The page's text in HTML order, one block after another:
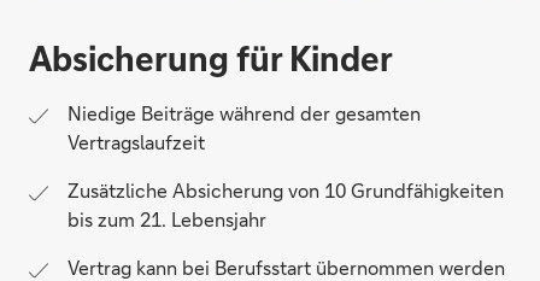
Absicherung für Kinder
Niedige Beiträge während der gesamten
Vertragslaufzeit
Zusätzliche Absicherung von 10 Grundfähigkeiten
bis zum 21. Lebensjahr
Vertrag kann bei Berufsstart übernommen werden